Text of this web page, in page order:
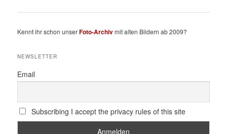
Kennt ihr schon unserFoto-Archivmit alten Bildern ab 2009?
NEWSLETTER
Email
Subscribing I accept the privacy rules of this site